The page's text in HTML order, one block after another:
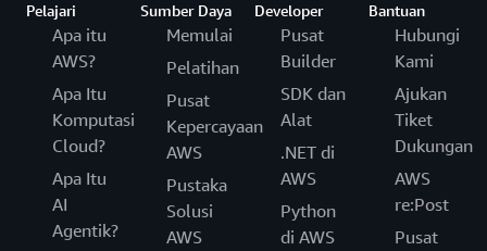
Pelajari
Apa itu
AWS?
Apa Itu
Komputasi
Cloud?
Apa Itu
AI
Agentik?
Sumber Daya
Memulai
Pelatihan
Pusat
Kepercayaan
AWS
Pustaka
Solusi
AWS
Developer
Pusat
Builder
SDK dan
Alat
.NET di
AWS
Python
di AWS
Bantuan
Hubungi
Kami
Ajukan
Tiket
Dukungan
AWS
re:Post
Pusat